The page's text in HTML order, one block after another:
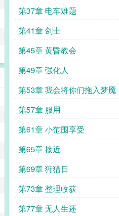
第37章 电车难题
第41章 剑士
第45章 黄昏教会
第49章 强化人
第53章 我会将你们拖入梦魇
第57章 服用
第61章 小范围享受
第65章 接近
第69章 狩猎日
第73章 整理收获
第77章 无人生还